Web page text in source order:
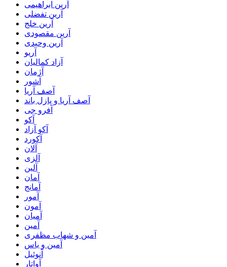
آرین ابراهیمی
آرین تفضلی
آرین خلج
آرین مقصودی
آرین وحیدی
آریو
آزاد کمالیان
آژمان
آشور
آصف آریا
آصف آریا و پازل باند
آفرو جی
آکو
آکو آزاد
آکورد
آلان
آلزی
آلین
آمان
آمانج
آمور
آمون
آمیان
آمین
آمین و شهاب مظفری
آمین و یاس
آنوئیل
آواتار